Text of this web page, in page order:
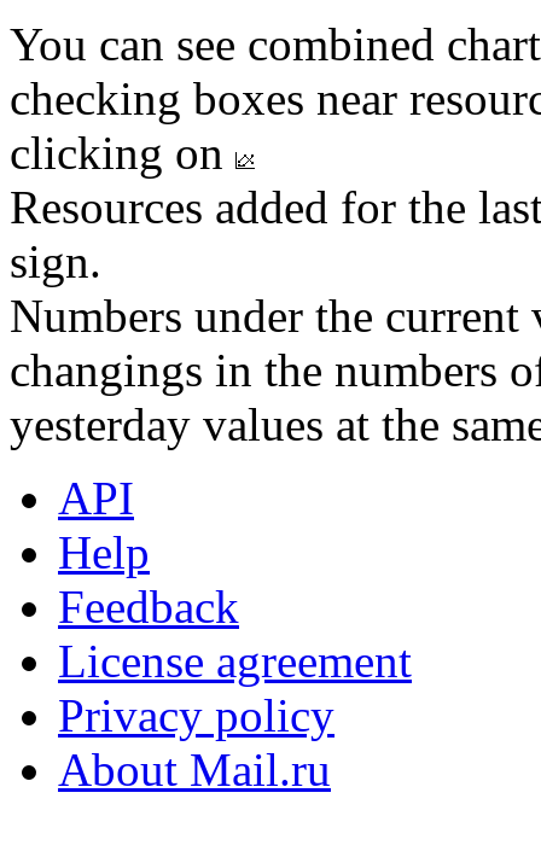
You can see combined
checking boxes near
clicking on
Resources added for the
sign.
Numbers under the
changings in the numbers
yesterday values at the
API
Help
Feedback
License agreement
Privacy policy
About Mail.ru